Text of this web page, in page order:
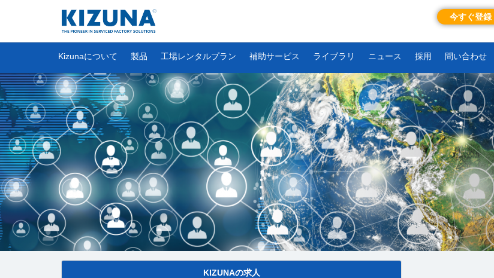
今すぐ登録
Kizunaについて 製品 工場レンタルプラン 補助サービス ライブラリ ニュース 採用 問い合わせ
KIZUNAの求人